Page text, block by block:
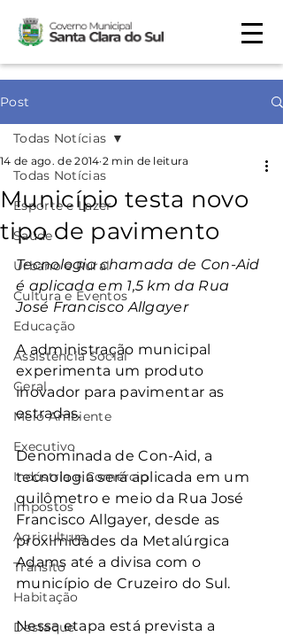
Post
Todas Notícias
Esporte e Lazer
Saúde
Urbano e Rural
Cultura e Eventos
Educação
Assistência Social
Geral
Meio Ambiente
Executivo
Indústria e Comércio
Impostos
Agricultura
Trânsito
Habitação
Destaque
Todas Notícias
Município testa novo
tipo de pavimento
14 de ago. de 2014 2 min de leitura
Tecnologia chamada de Con-Aid
é aplicada em 1,5 km da Rua
José Francisco Allgayer
A administração municipal
experimenta um produto
inovador para pavimentar as
estradas.
Denominada de Con-Aid, a
tecnologia será aplicada em um
quilômetro e meio da Rua José
Francisco Allgayer, desde as
proximidades da Metalúrgica
Adams até a divisa com o
município de Cruzeiro do Sul.
Nessa etapa está prevista a